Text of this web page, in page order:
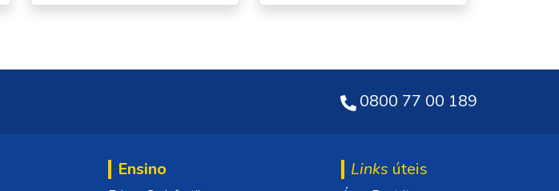
0800 77 00 189
Ensino Links úteis